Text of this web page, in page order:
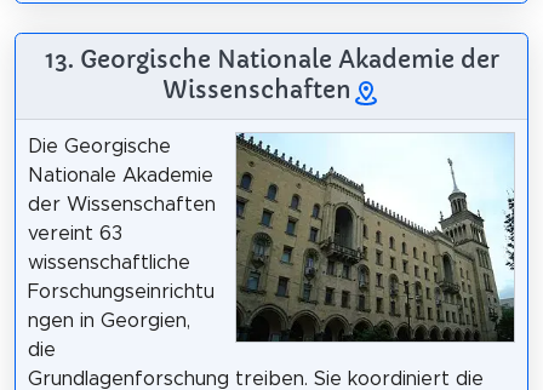
13. Georgische Nationale Akademie der
Wissenschaften
Die Georgische
Nationale Akademie
der Wissenschaften
vereint 63
wissenschaftliche
Forschungseinrichtu
ngen in Georgien,
die
Grundlagenforschung treiben. Sie koordiniert die